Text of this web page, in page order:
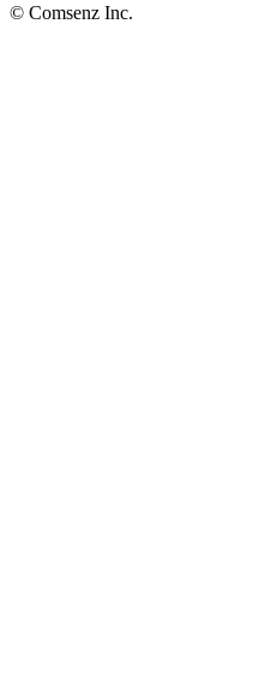
© Comsenz Inc.